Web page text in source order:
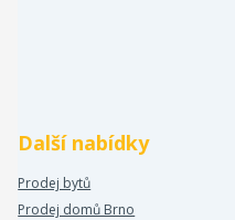
Další nabídky
Prodej bytů
Prodej domů Brno